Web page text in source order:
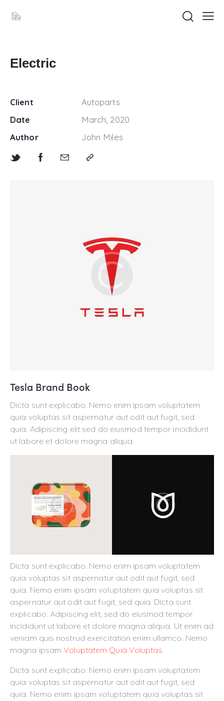
Electric
Client
Autoparts
Date
March, 2020
Author
John Miles
Tesla Brand Book
Dicta sunt explicabo. Nemo enim ipsam voluptatem
quia voluptas sit aspernatur aut odit aut fugit, sed
quia. Adipiscing elit sed do eiusmod tempor incididunt
ut labore et dolore magna aliqua.
Dicta sunt explicabo. Nemo enim ipsam voluptatem
quia voluptas sit aspernatur aut odit aut fugit, sed
quia. Nemo enim ipsam voluptatem quia voluptas sit
aspernatur aut odit aut fugit, sed quia. Dicta sunt
explicabo. Adipiscing elit, sed do eiusmod tempor
incididunt ut labore et dolore magna aliqua. Ut enim ad
veniam quis nostrud exercitation enim ullamco. Nemo
magna ipsamVoluptatem Quia Voluptas.
Dicta sunt explicabo. Nemo enim ipsam voluptatem
quia voluptas sit aspernatur aut odit aut fugit, sed
quia. Nemo enim ipsam voluptatem quia voluptas sit